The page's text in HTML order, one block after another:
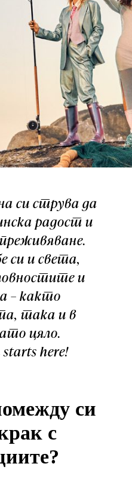
си струва да
радост и
си и света,
и
– както
така и в
цяло.
here!
си
с